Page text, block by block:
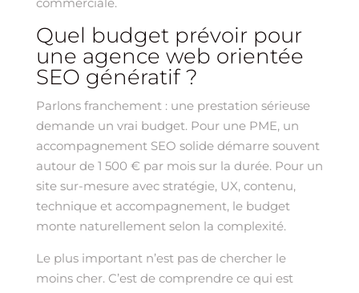
Quel budget prévoir pour
une agence web orientée
SEO génératif ?
Parlons franchement : une prestation sérieuse
demande un vrai budget. Pour une PME, un
accompagnement SEO solide démarre souvent
autour de 1 500 € par mois sur la durée. Pour un
site sur-mesure avec stratégie, UX, contenu,
technique et accompagnement, le budget
monte naturellement selon la complexité.
Le plus important n’est pas de chercher le
moins cher. C’est de comprendre ce qui est